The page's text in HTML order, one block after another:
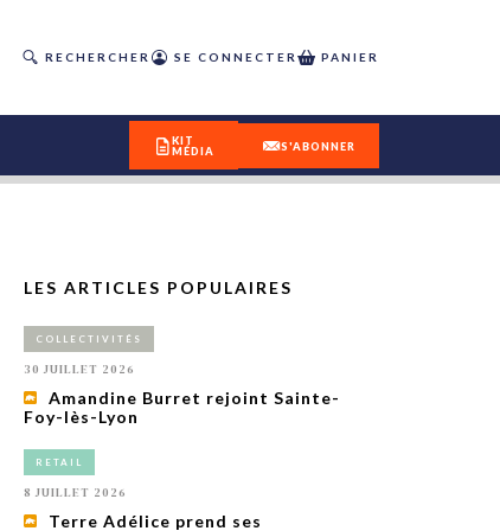
RECHERCHER SE CONNECTER PANIER
DÉCOUVREZ
OUR(S) #25 - ÉTÉ 2026
KIT
MÉDIA
S'ABONNER
LES ARTICLES POPULAIRES
COLLECTIVITÉS
30 JUILLET 2026
Amandine Burret rejoint Sainte-
Foy-lès-Lyon
RETAIL
8 JUILLET 2026
Terre Adélice prend ses